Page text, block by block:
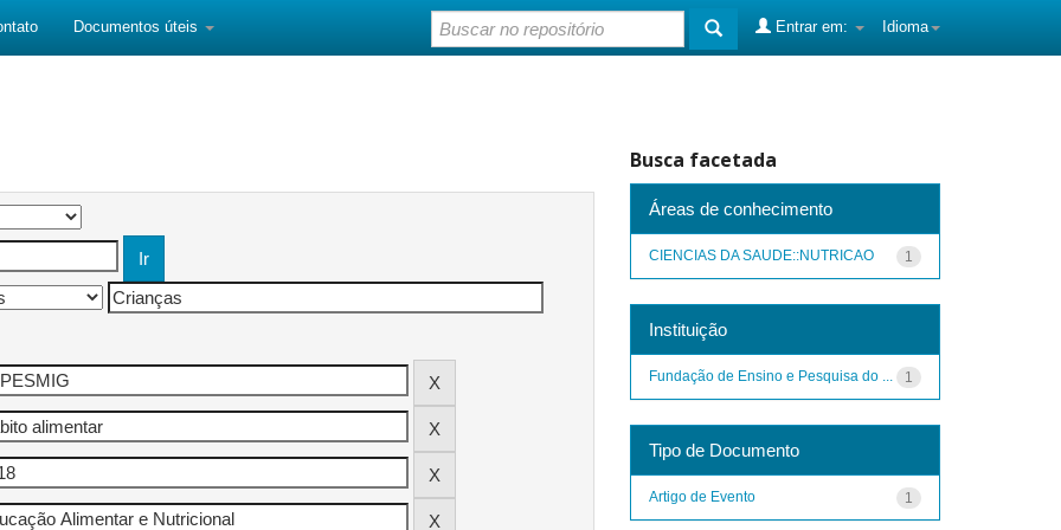
Documentos úteis Idioma
Entrar em:
Busca facetada
Áreas de conhecimento
1
CIENCIAS DA SAUDE::NUTRICAO
Instituição
1
Fundação de Ensino e Pesquisa do ...
Tipo de Documento
1
Artigo de Evento